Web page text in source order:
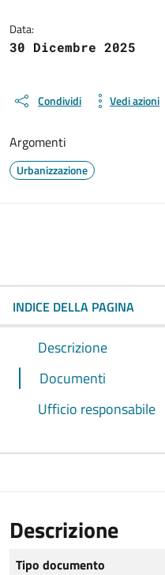
Data:
30 Dicembre 2025
Condividi Vedi azioni
Argomenti
Urbanizzazione
INDICE DELLA PAGINA
Descrizione
Documenti
Ufficio responsabile
Descrizione
Tipo documento